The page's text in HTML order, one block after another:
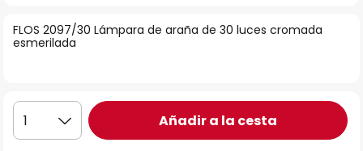
galería
de
FLOS 2097/30 Lámpara de araña de 30 luces cromada
esmerilada
1 Añadir a la cesta